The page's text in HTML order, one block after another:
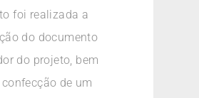
foi realizada a
do documento
do projeto, bem
de um